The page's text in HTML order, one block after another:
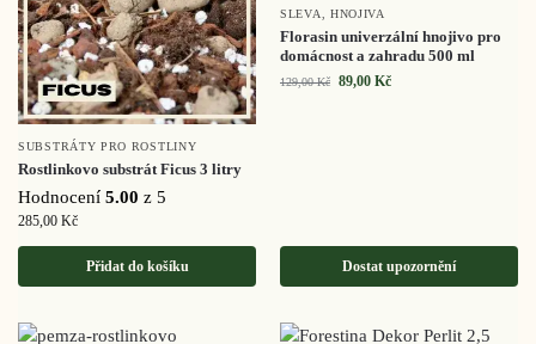
SUBSTRÁTY PRO ROSTLINY
Rostlinkovo substrát Ficus 3 litry
Hodnocení 5.00 z 5
285,00 Kč
Přidat do košíku
SLEVA HNOJIVA
Florasin univerzální hnojivo pro
domácnost a zahradu 500 ml
129,00Kč 89,00 Kč
Dostat upozornění